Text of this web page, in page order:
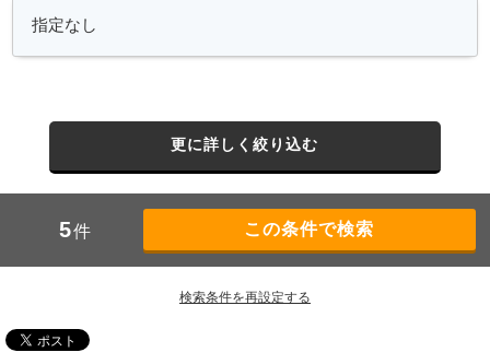
更に詳しく絞り込む
5件
検索条件を再設定する